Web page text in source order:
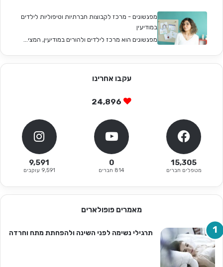
מפגשונים - מרכז לקבוצות חברתיות וטיפוליות לילדים
במודיעין
מפגשונים הוא מרכז לילדים ולהורים במודיעין, המצי...
עקבו אחרינו
24,896
15,305
מטפלים חברים
0
814 חברים
9,591
9,591 עוקבים
מאמרים פופולארים
תרגילי נשימה לפני השינה ולהפחתת מתח וחרדה